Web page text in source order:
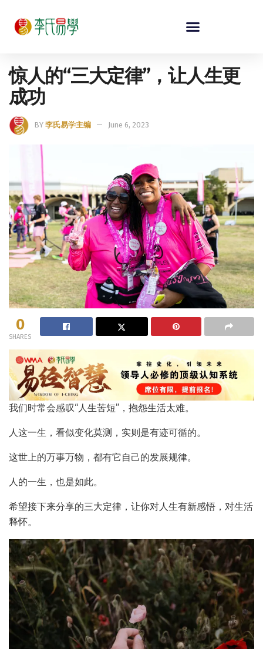
惊人的“三大定律”，让人生更
成功
BY 李氏易学主编 June 6, 2023
0
SHARES
我们时常会感叹“人生苦短”，抱怨生活太难。
人这一生，看似变化莫测，实则是有迹可循的。
这世上的万事万物，都有它自己的发展规律。
人的一生，也是如此。
希望接下来分享的三大定律，让你对人生有新感悟，对生活
释怀。